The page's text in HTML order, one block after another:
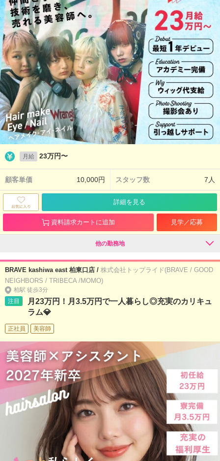
月給 23万円〜
顧客単価 10,000円 スタッフ数 7人
詳細を見る
資料請求カートに追加 見学／応募
他の勤務地
BRAVE kashiwa east 柏東口店 / 株式会社トップライド(BRAVE / GOOD
NEIGHBORS / TRIBECA /MOMO)
柏駅 徒歩3分
注目
月23万円！月3.5万円で一人暮らし◎充実のカリキュ
ラム💎
正社員 美容師